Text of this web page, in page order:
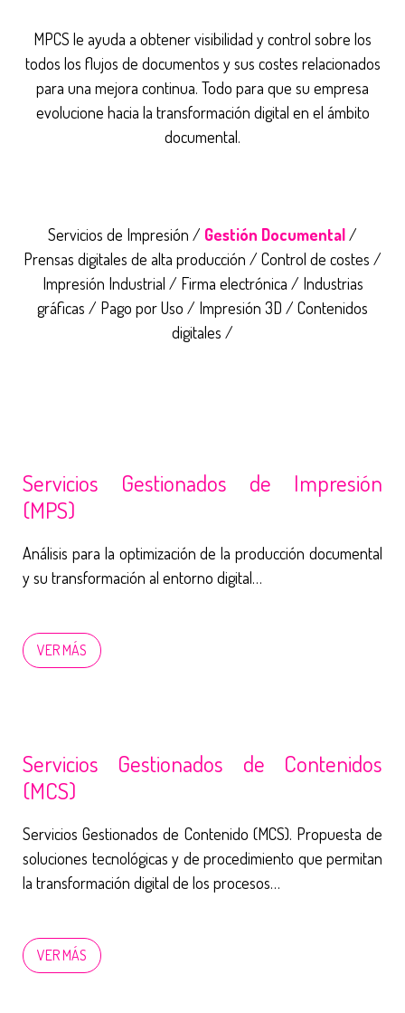
MPCS le ayuda a obtener visibilidad y control sobre los
todos los flujos de documentos y sus costes relacionados
para una mejora continua. Todo para que su empresa
evolucione hacia la transformación digital en el ámbito
documental.
Servicios de Impresión / Gestión Documental/
Prensas digitales de alta producción / Control de costes /
Impresión Industrial / Firma electrónica / Industrias
gráficas / Pago por Uso / Impresión 3D / Contenidos
digitales /
Servicios Gestionados de Impresión
(MPS)
Análisis para la optimización de la producción documental
y su transformación al entorno digital…
VER MÁS
Servicios Gestionados de Contenidos
(MCS)
Servicios Gestionados de Contenido (MCS). Propuesta de
soluciones tecnológicas y de procedimiento que permitan
la transformación digital de los procesos…
VER MÁS